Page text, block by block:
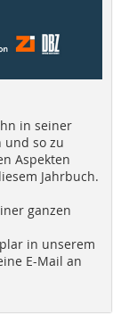
in seiner
und so zu
Aspekten
Jahrbuch.
ganzen
in unserem
E-Mail an